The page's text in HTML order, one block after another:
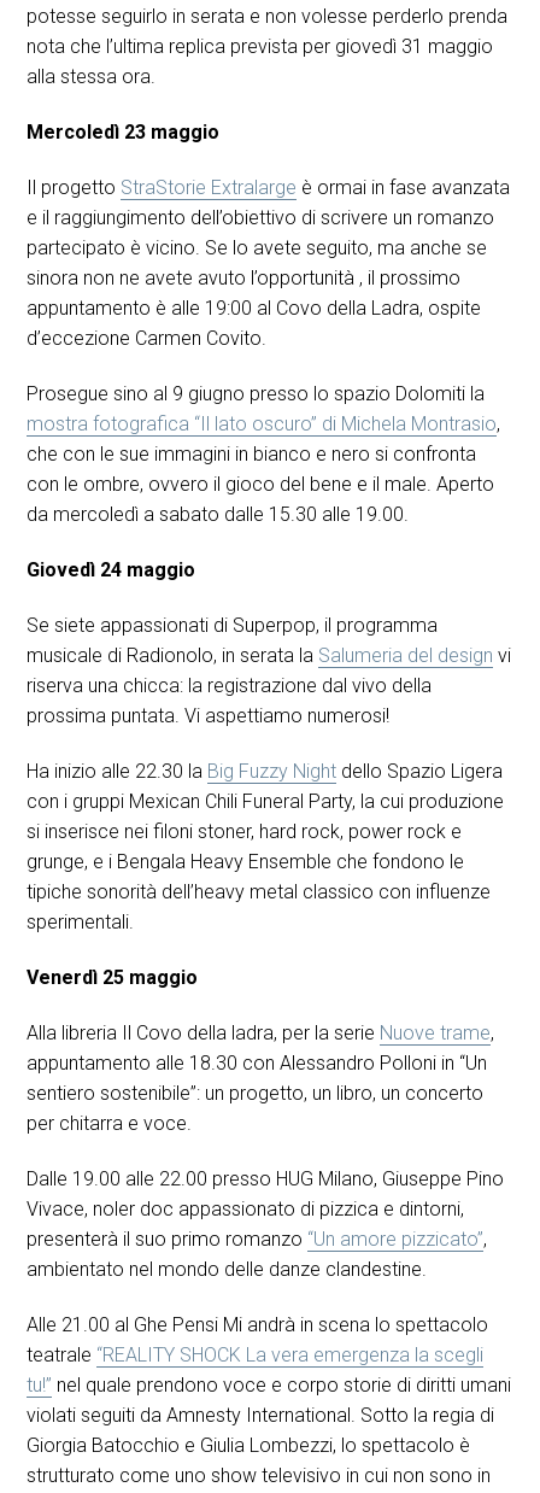
potesse seguirlo in serata e non volesse perderlo prenda
nota che l’ultima replica prevista per giovedì 31 maggio
alla stessa ora.
Mercoledì 23 maggio
Il progetto StraStorie Extralarge è ormai in fase avanzata
e il raggiungimento dell’obiettivo di scrivere un romanzo
partecipato è vicino. Se lo avete seguito, ma anche se
sinora non ne avete avuto l’opportunità , il prossimo
appuntamento è alle 19:00 al Covo della Ladra, ospite
d’eccezione Carmen Covito.
Prosegue sino al 9 giugno presso lo spazio Dolomiti la
mostra fotografica “Il lato oscuro” di Michela Montrasio,
che con le sue immagini in bianco e nero si confronta
con le ombre, ovvero il gioco del bene e il male. Aperto
da mercoledì a sabato dalle 15.30 alle 19.00.
Giovedì 24 maggio
Se siete appassionati di Superpop, il programma
musicale di Radionolo, in serata la Salumeria del design vi
riserva una chicca: la registrazione dal vivo della
prossima puntata. Vi aspettiamo numerosi!
Ha inizio alle 22.30 la Big Fuzzy Night dello Spazio Ligera
con i gruppi Mexican Chili Funeral Party, la cui produzione
si inserisce nei filoni stoner, hard rock, power rock e
grunge, e i Bengala Heavy Ensemble che fondono le
tipiche sonorità dell’heavy metal classico con influenze
sperimentali.
Venerdì 25 maggio
Alla libreria Il Covo della ladra, per la serie Nuove trame,
appuntamento alle 18.30 con Alessandro Polloni in “Un
sentiero sostenibile”: un progetto, un libro, un concerto
per chitarra e voce.
Dalle 19.00 alle 22.00 presso HUG Milano, Giuseppe Pino
Vivace, noler doc appassionato di pizzica e dintorni,
presenterà il suo primo romanzo “Un amore pizzicato”,
ambientato nel mondo delle danze clandestine.
Alle 21.00 al Ghe Pensi Mi andrà in scena lo spettacolo
teatrale “REALITY SHOCK La vera emergenza la scegli
tu!” nel quale prendono voce e corpo storie di diritti umani
violati seguiti da Amnesty International. Sotto la regia di
Giorgia Batocchio e Giulia Lombezzi, lo spettacolo è
strutturato come uno show televisivo in cui non sono in